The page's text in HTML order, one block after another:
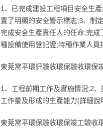
1、已完成建設工程項目安全生
置了明顯的安全警示標志;3、制
完成安全生產責任人的任命;完
種設備使用登記證;特種作業人員
東莞常平環評驗收環保驗收環保
1、工程前期工作及實施情況;2
工作量及形成的生產能力(詳細
東莞常平環保驗收環保竣工驗收